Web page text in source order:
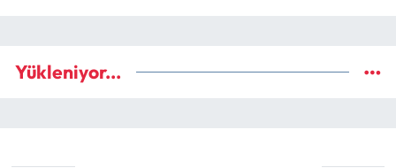
Yükleniyor...